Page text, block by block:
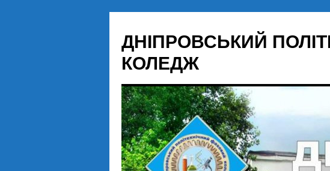
вмісту
ДНІПРОВСЬКИЙ
КОЛЕДЖ